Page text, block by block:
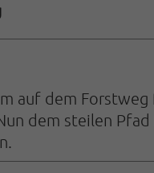
auf dem
dem steilen